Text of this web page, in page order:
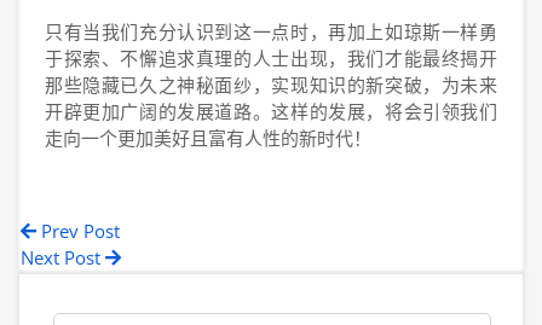
只有当我们充分认识到这一点时，再加上如琼斯一样勇
于探索、不懈追求真理的人士出现，我们才能最终揭开
那些隐藏已久之神秘面纱，实现知识的新突破，为未来
开辟更加广阔的发展道路。这样的发展，将会引领我们
走向一个更加美好且富有人性的新时代！
Prev Post
Next Post